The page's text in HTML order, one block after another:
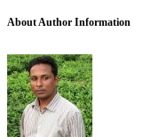
About Author Information